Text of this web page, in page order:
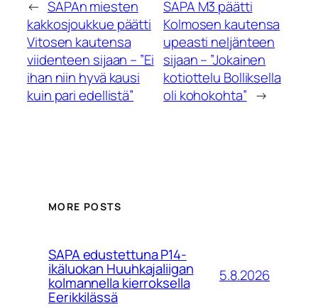
← SAPAn miesten
kakkosjoukkue päätti
Vitosen kautensa
viidenteen sijaan – ”Ei
ihan niin hyvä kausi
kuin pari edellistä”
SAPA M3 päätti
Kolmosen kautensa
upeasti neljänteen
sijaan – ”Jokainen
kotiottelu Bolliksella
oli kohokohta” →
MORE POSTS
SAPA edustettuna P14-
ikäluokan Huuhkajaliigan
kolmannella kierroksella
Eerikkilässä
5.8.2026